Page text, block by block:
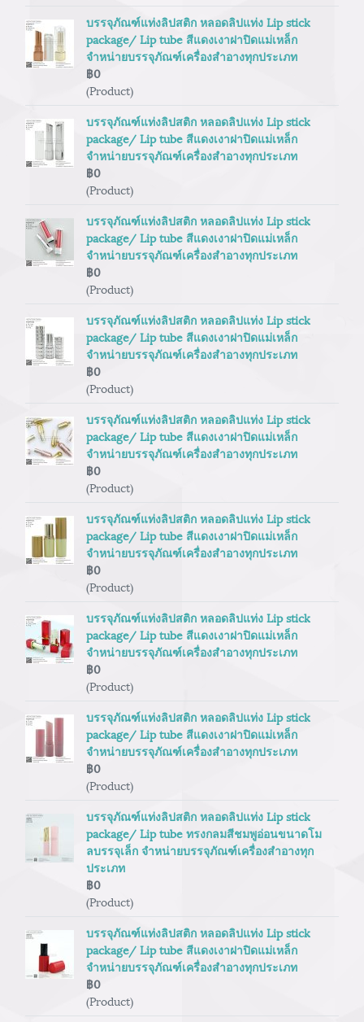
บรรจุภัณฑ์แท่งลิปสติก หลอดลิปแท่ง Lip stick
package/ Lip tube สีแดงเงาฝาปิดแม่เหล็ก
จำหน่ายบรรจุภัณฑ์เครื่องสำอางทุกประเภท
฿0
(Product)
บรรจุภัณฑ์แท่งลิปสติก หลอดลิปแท่ง Lip stick
package/ Lip tube สีแดงเงาฝาปิดแม่เหล็ก
จำหน่ายบรรจุภัณฑ์เครื่องสำอางทุกประเภท
฿0
(Product)
บรรจุภัณฑ์แท่งลิปสติก หลอดลิปแท่ง Lip stick
package/ Lip tube สีแดงเงาฝาปิดแม่เหล็ก
จำหน่ายบรรจุภัณฑ์เครื่องสำอางทุกประเภท
฿0
(Product)
บรรจุภัณฑ์แท่งลิปสติก หลอดลิปแท่ง Lip stick
package/ Lip tube สีแดงเงาฝาปิดแม่เหล็ก
จำหน่ายบรรจุภัณฑ์เครื่องสำอางทุกประเภท
฿0
(Product)
บรรจุภัณฑ์แท่งลิปสติก หลอดลิปแท่ง Lip stick
package/ Lip tube สีแดงเงาฝาปิดแม่เหล็ก
จำหน่ายบรรจุภัณฑ์เครื่องสำอางทุกประเภท
฿0
(Product)
บรรจุภัณฑ์แท่งลิปสติก หลอดลิปแท่ง Lip stick
package/ Lip tube สีแดงเงาฝาปิดแม่เหล็ก
จำหน่ายบรรจุภัณฑ์เครื่องสำอางทุกประเภท
฿0
(Product)
บรรจุภัณฑ์แท่งลิปสติก หลอดลิปแท่ง Lip stick
package/ Lip tube สีแดงเงาฝาปิดแม่เหล็ก
จำหน่ายบรรจุภัณฑ์เครื่องสำอางทุกประเภท
฿0
(Product)
บรรจุภัณฑ์แท่งลิปสติก หลอดลิปแท่ง Lip stick
package/ Lip tube สีแดงเงาฝาปิดแม่เหล็ก
จำหน่ายบรรจุภัณฑ์เครื่องสำอางทุกประเภท
฿0
(Product)
บรรจุภัณฑ์แท่งลิปสติก หลอดลิปแท่ง Lip stick
package/ Lip tube ทรงกลมสีชมพูอ่อนขนาดโม
ลบรรจุเล็ก จำหน่ายบรรจุภัณฑ์เครื่องสำอางทุก
ประเภท
฿0
(Product)
บรรจุภัณฑ์แท่งลิปสติก หลอดลิปแท่ง Lip stick
package/ Lip tube สีแดงเงาฝาปิดแม่เหล็ก
จำหน่ายบรรจุภัณฑ์เครื่องสำอางทุกประเภท
฿0
(Product)